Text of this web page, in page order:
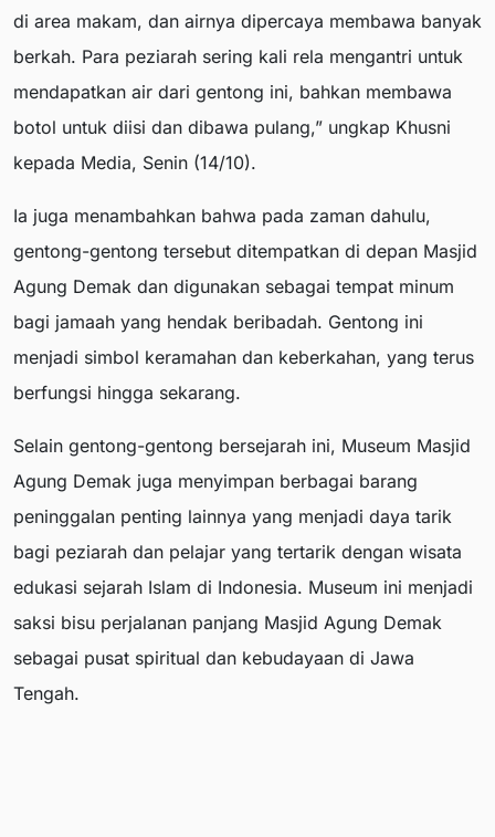
di area makam, dan airnya dipercaya membawa banyak
berkah. Para peziarah sering kali rela mengantri untuk
mendapatkan air dari gentong ini, bahkan membawa
botol untuk diisi dan dibawa pulang,” ungkap Khusni
kepada Media, Senin (14/10).
Ia juga menambahkan bahwa pada zaman dahulu,
gentong-gentong tersebut ditempatkan di depan Masjid
Agung Demak dan digunakan sebagai tempat minum
bagi jamaah yang hendak beribadah. Gentong ini
menjadi simbol keramahan dan keberkahan, yang terus
berfungsi hingga sekarang.
Selain gentong-gentong bersejarah ini, Museum Masjid
Agung Demak juga menyimpan berbagai barang
peninggalan penting lainnya yang menjadi daya tarik
bagi peziarah dan pelajar yang tertarik dengan wisata
edukasi sejarah Islam di Indonesia. Museum ini menjadi
saksi bisu perjalanan panjang Masjid Agung Demak
sebagai pusat spiritual dan kebudayaan di Jawa
Tengah.